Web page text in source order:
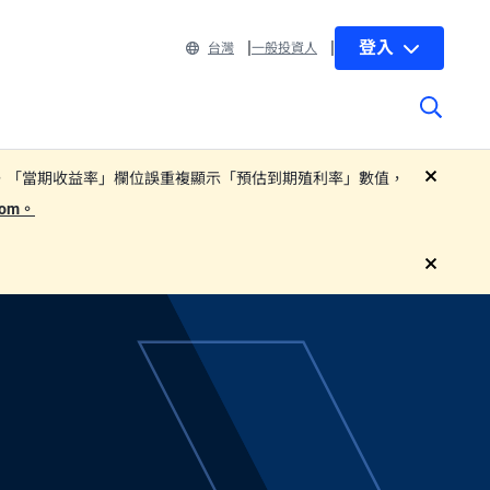
台灣 一般投資人 登入
當期收益率」欄位誤重複顯示「預估到期殖利率」數值，
。